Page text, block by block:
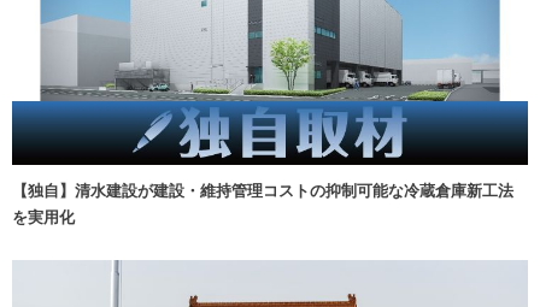
【独自】清水建設が建設・維持管理コストの抑制可能な冷蔵倉庫新工法
を実用化